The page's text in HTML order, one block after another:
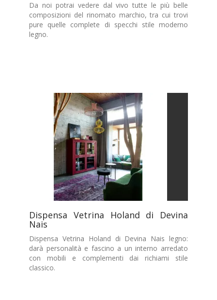
Da noi potrai vedere dal vivo tutte le più belle
composizioni del rinomato marchio, tra cui trovi
pure quelle complete di specchi stile moderno
legno.
Dispensa Vetrina Holand di Devina
Nais
Dispensa Vetrina Holand di Devina Nais legno:
darà personalità e fascino a un interno arredato
con mobili e complementi dai richiami stile
classico.